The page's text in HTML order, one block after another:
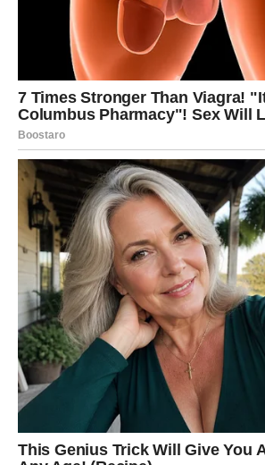
Energija koja ih okružuje donosi prilike
ostvarenje želja koje su dugo nosili u
Mnogi Lavovi posljednjih mjeseci
testira. Pojavljivale su se prepreke koje
budu strpljivi i izdrzljivi. Iako su
nikada nisu prestali vjerovati da
pokazuje da su bili u pravu.
Sudbina im šalje ljude koji mogu imati
njihovoj budućnosti. To mogu biti
prijatelji ili osobe koje će probuditi
Lavovi mogli bi doživjeti susret koji će
će promijeniti njihov pogled na ljubav.
Posebno je naglašena oblast uspjeha.
ste radili počinje donositi rezultate. Vaš
prolaziti nezapaženo. Moguće su
prilike koje vode prema većim